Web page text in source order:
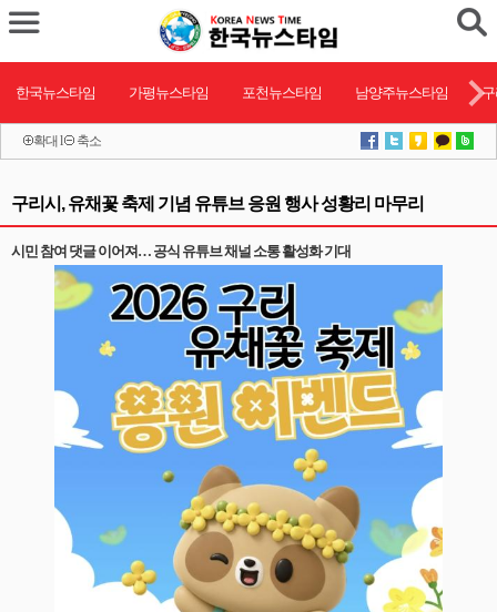
한국뉴스타임 가평뉴스타임 포천뉴스타임 남양주뉴스타임
확대 l 축소
구리시, 유채꽃 축제 기념 유튜브 응원 행사 성황리 마무리
시민 참여 댓글 이어져… 공식 유튜브 채널 소통 활성화 기대